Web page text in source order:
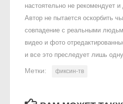
настоятельно не рекомендует
Автор не пытается оскорбить
совпадение с реальными
видео и фото
и все это преследует лишь
Метки: фиксин-тв